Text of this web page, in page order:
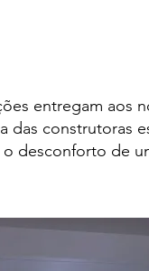
entregam aos
das construtoras
o desconforto de